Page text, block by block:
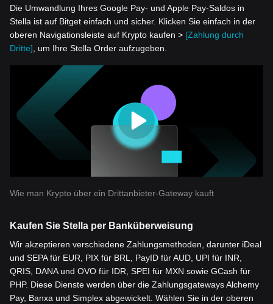
Die Umwandlung Ihres Google Pay- und Apple Pay-Saldos in
Stella ist auf Bitget einfach und sicher. Klicken Sie einfach in der
oberen Navigationsleiste auf Krypto kaufen > [Zahlung durch
Dritte], um Ihre Stella Order aufzugeben.
Wie man Krypto über ein Drittanbieter-Gateway kauft
Kaufen Sie Stella per Banküberweisung
Wir akzeptieren verschiedene Zahlungsmethoden, darunter iDeal
und SEPA für EUR, PIX für BRL, PayID für AUD, UPI für INR,
QRIS, DANA und OVO für IDR, SPEI für MXN sowie GCash für
PHP. Diese Dienste werden über die Zahlungsgateways Alchemy
Pay, Banxa und Simplex abgewickelt. Wählen Sie in der oberen